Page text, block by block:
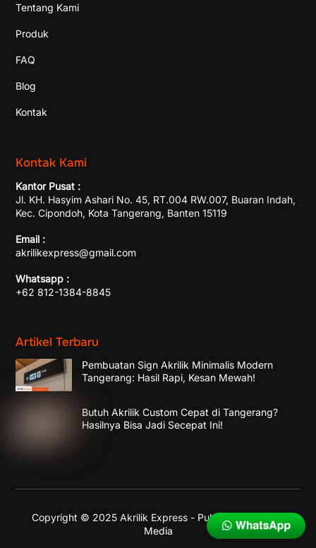
Tentang Kami
Produk
FAQ
Blog
Kontak
Kontak Kami
Kantor Pusat :
Jl. KH. Hasyim Ashari No. 45, RT.004 RW.007, Buaran Indah,
Kec. Cipondoh, Kota Tangerang, Banten 15119
Email :
akrilikexpress@gmail.com
Whatsapp :
+62 812-1384-8845
Artikel Terbaru
Pembuatan Sign Akrilik Minimalis Modern
Tangerang: Hasil Rapi, Kesan Mewah!
Butuh Akrilik Custom Cepat di Tangerang?
Hasilnya Bisa Jadi Secepat Ini!
Copyright © 2025 Akrilik Express - Published by
Media